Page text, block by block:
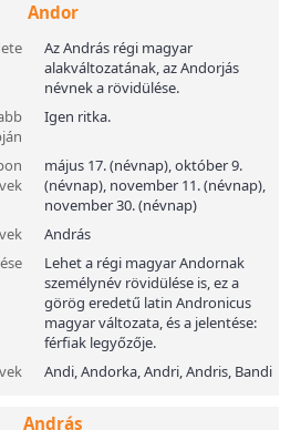
Andor
Az András régi magyar
alakváltozatának, az Andorjás
névnek a rövidülése.
Igen ritka.
május 17. (névnap), október 9.
(névnap), november 11. (névnap),
november 30. (névnap)
András
Lehet a régi magyar Andornak
személynév rövidülése is, ez a
görög eredetű latin Andronicus
magyar változata, és a jelentése:
férfiak legyőzője.
Andi, Andorka, Andri, Andris, Bandi
András